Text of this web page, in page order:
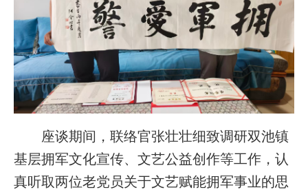
座谈期间，联络官张壮壮细致调研双池镇
基层拥军文化宣传、文艺公益创作等工作，认
真听取两位老党员关于文艺赋能拥军事业的思